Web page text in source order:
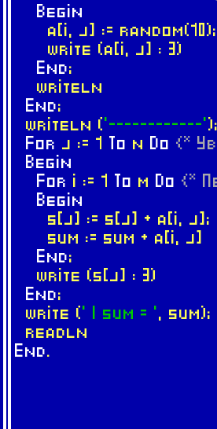
Begin
a[i, j] := random(10);
write (a[i, j] : 3)
End;
writeln
End;
writeln ('------------');
For j := 1 To n Do {*
Begin
For i := 1 To m Do {*
Begin
s[j] := s[j] + a[i, j];
sum := sum + a[i, j]
End;
write (s[j] : 3)
End;
write (' | sum = ', sum);
readln
End.